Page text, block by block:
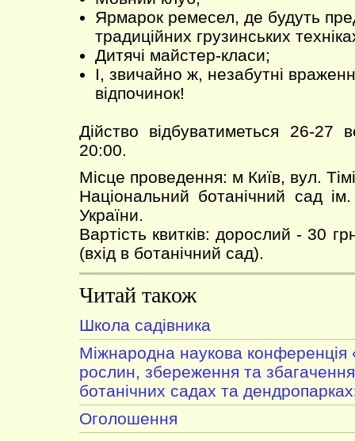
Ярмарок ремесел, де будуть
традиційних грузинських
Дитячі майстер-класи;
І, звичайно ж, незабутні
відпочинок!
Дійство відбуватиметься 26-27
20:00.
Місце проведення: м Київ, вул.
Національний ботанічний сад
України.
Вартість квитків: дорослий - 30
(вхід в ботанічний сад).
Читай також
Школа садівника
Міжнародна наукова конференція
рослин, збереження та збагачення
ботанічних садах та
Оголошення